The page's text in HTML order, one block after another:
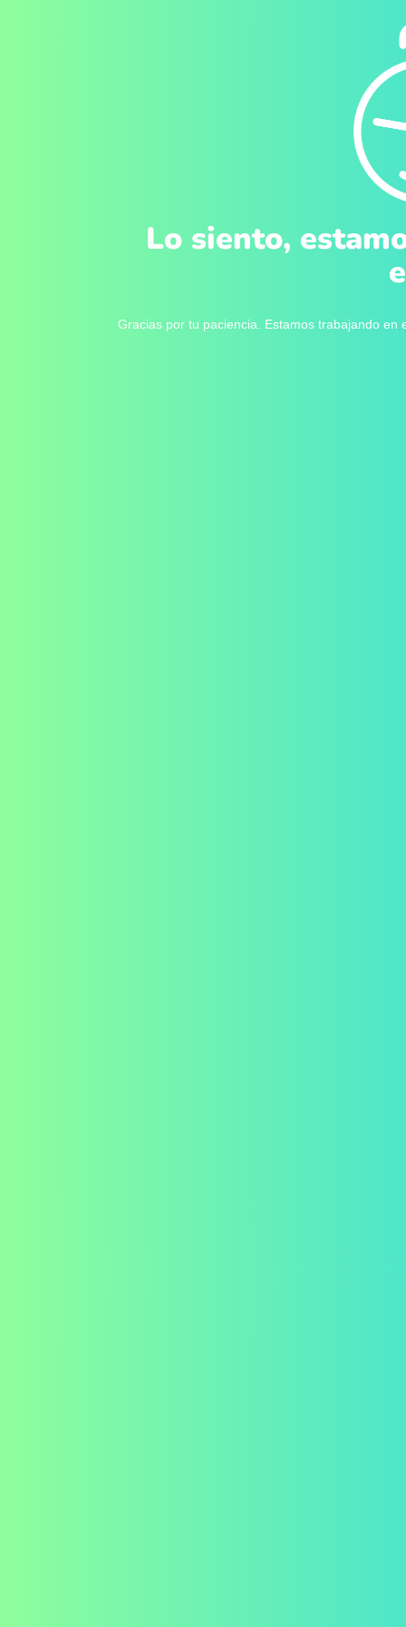
Lo siento,
Gracias por tu paciencia. Estamos trabajando en